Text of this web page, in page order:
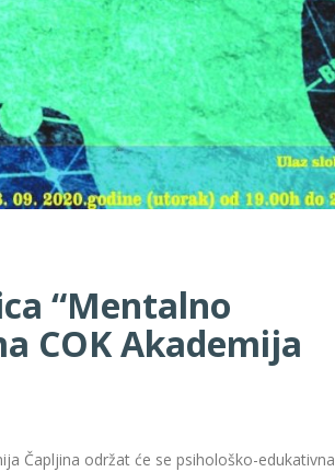
“Mentalno
COK Akademija
Čapljina održat će se psihološko-edukativna